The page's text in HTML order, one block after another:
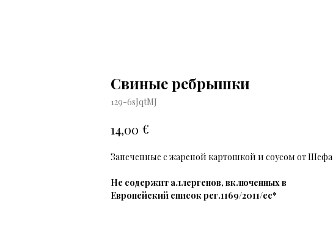
Свиные ребрышки
129-6sJqtMJ
14,00 €
Запеченные с жареной картошкой и соусом от Шефа
Не содержит аллергенов, включенных в
Европейский список рег.1169/2011/ec*